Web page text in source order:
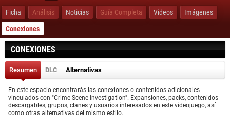
Ficha Análisis Noticias Guía Completa Videos
Imágenes
Conexiones
CONEXIONES
Resumen DLC Alternativas
En este espacio encontrarás las conexiones o contenidos adicionales
vinculados con "Crime Scene Investigation". Expansiones, packs, contenidos
descargables, grupos, clanes y usuarios interesados en este videojuego, así
como otras alternativas del mismo estilo.